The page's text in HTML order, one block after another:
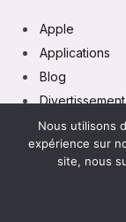
Apple
Applications
Blog
Divertissement
Gaming
IA
Lifestyle
Nous utilisons
expérience sur
site, nous